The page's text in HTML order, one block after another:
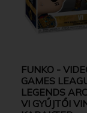
FUNKO -
GAMES
LEGENDS
VI GYŰJTŐI